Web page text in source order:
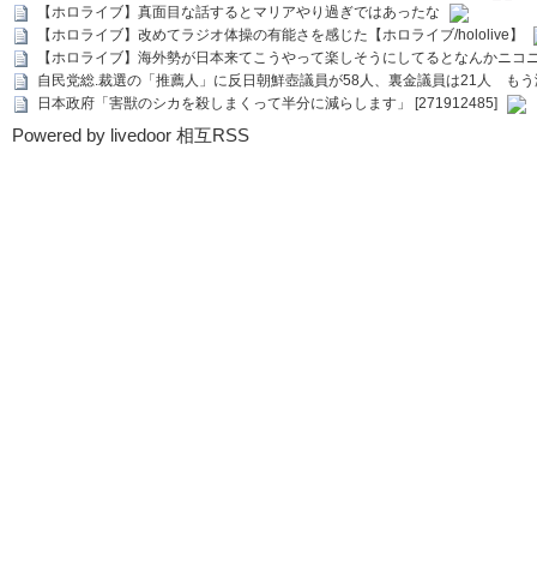
【ホロライブ】真面目な話するとマリアやり過ぎではあったな
【ホロライブ】改めてラジオ体操の有能さを感じた【ホロライブ/hololive】
【ホロライブ】海外勢が日本来てこうやって楽しそうにしてるとなんかニコ
自民党総.裁選の「推薦人」に反日朝鮮壺議員が58人、裏金議員は21人 も
日本政府「害獣のシカを殺しまくって半分に減らします」 [271912485]
Powered by livedoor 相互RSS